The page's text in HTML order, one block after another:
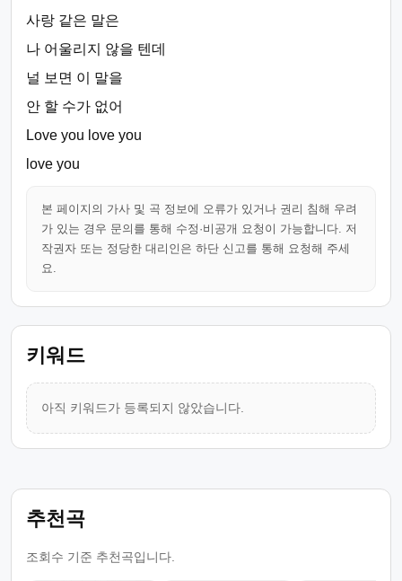
사랑 같은 말은
나 어울리지 않을 텐데
널 보면 이 말을
안 할 수가 없어
Love you love you
love you
본 페이지의 가사 및 곡 정보에 오류가 있거나 권리 침해 우려
가 있는 경우 문의를 통해 수정·비공개 요청이 가능합니다. 저
작권자 또는 정당한 대리인은 하단 신고를 통해 요청해 주세
요.
키워드
아직 키워드가 등록되지 않았습니다.
추천곡
조회수 기준 추천곡입니다.